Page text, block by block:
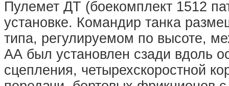
Пулемет ДТ (боекомплект 1512
установке. Командир танка
типа, регулируемом по высоте,
АА был установлен сзади вдоль
сцепления, четырехскоростной